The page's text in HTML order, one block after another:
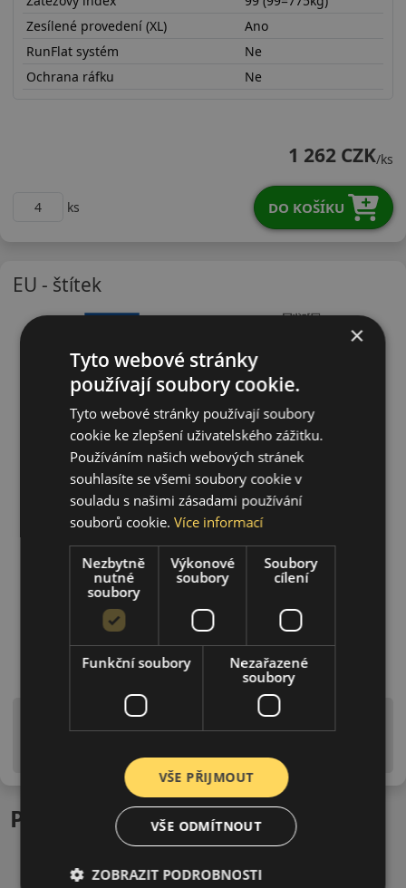
Zesílené provedení (XL)
Ano
RunFlat systém
Ne
Ochrana ráfku
Ne
1 262 CZK/ks
ks DO KOŠÍKU
EU - štítek
Upozornění! Hodnoty na štítku jsou pouze
informativního charakteru. Mohou být dodány pneumatiky
is EU štítky ve smyslu dosud platné (předchozí) legislativy.
Podobné produkty
×
Tyto webové stránky
používají soubory cookie.
Tyto webové stránky používají soubory
cookie ke zlepšení uživatelského zážitku.
Používáním našich webových stránek
souhlasíte se všemi soubory cookie v
souladu s našimi zásadami používání
souborů cookie.Více informací
Nezbytně
nutné
soubory
Výkonové
soubory
Soubory
cílení
Funkční soubory
Nezařazené
soubory
VŠE PŘIJMOUT
VŠE ODMÍTNOUT
ZOBRAZIT PODROBNOSTI